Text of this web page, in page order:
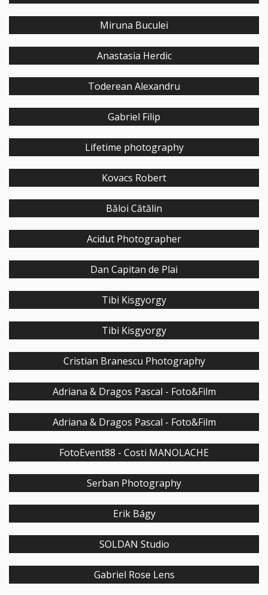
Miruna Buculei
Anastasia Herdic
Toderean Alexandru
Gabriel Filip
Lifetime photography
Kovacs Robert
Băloi Cătălin
Acidut Photographer
Dan Capitan de Plai
Tibi Kisgyorgy
Tibi Kisgyorgy
Cristian Branescu Photography
Adriana & Dragos Pascal - Foto&Film
Adriana & Dragos Pascal - Foto&Film
FotoEvent88 - Costi MANOLACHE
Serban Photography
Erik Bágy
SOLDAN Studio
Gabriel Rose Lens